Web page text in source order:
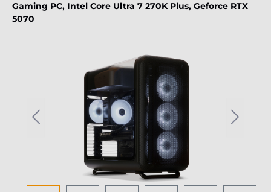
Gaming PC, Intel Core Ultra 7 270K Plus, Geforce RTX
5070
Bildergalerie überspringen